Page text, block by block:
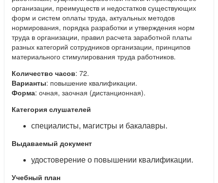
организации, преимуществ и недостатков существующих
форм и систем оплаты труда, актуальных методов
нормирования, порядка разработки и утверждения норм
труда в организации, правил расчета заработной платы
разных категорий сотрудников организации, принципов
материального стимулирования труда работников.
Количество часов: 72.
Варианты: повышение квалификации.
Форма: очная, заочная (дистанционная).
Категория слушателей
специалисты, магистры и бакалавры.
Выдаваемый документ
удостоверение о повышении квалификации.
Учебный план